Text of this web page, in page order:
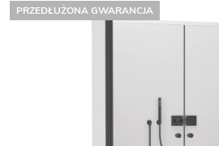
PRZEDŁUŻONA GWARANCJA